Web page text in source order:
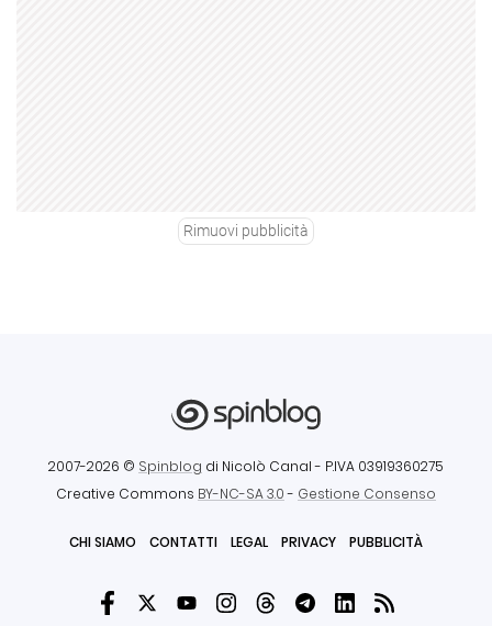
Rimuovi pubblicità
2007-2026 © Spinblog di Nicolò Canal - P.IVA 03919360275
Creative Commons BY-NC-SA 3.0- Gestione Consenso
CHI SIAMO CONTATTI LEGAL PRIVACY PUBBLICITÀ